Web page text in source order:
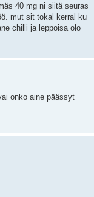
40 mg ni siitä seuras
mut sit tokal kerral ku
chilli ja leppoisa olo
onko aine päässyt